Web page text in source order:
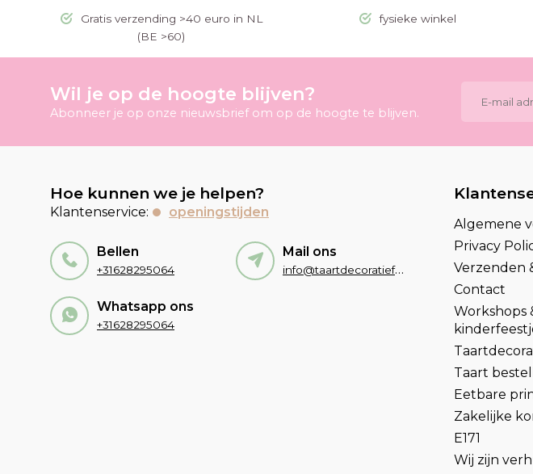
Gratis verzending >40 euro in NL
(BE >60)
fysieke winkel
Wil je op de hoogte blijven?
Abonneer je op onze nieuwsbrief om op de hoogte te blijven.
Hoe kunnen we je helpen?
Klantenservice: openingstijden
Bellen
+31628295064
Mail ons
info@taartdecoratief.nl
Whatsapp ons
+31628295064
Algemene
Privacy
Verzenden
Contact
Workshops
Taart
Eetbare
Zakelijke
E171
Wij zijn